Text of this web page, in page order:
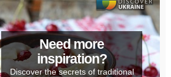
Need more
inspiration?
Discover the secrets of traditional